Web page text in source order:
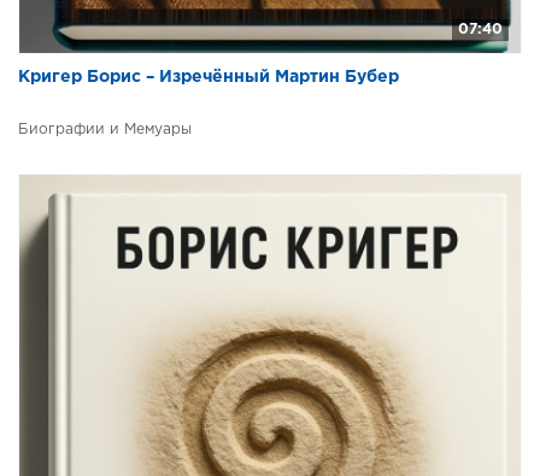
07:40
Кригер Борис – Изречённый Мартин Бубер
Биографии и Мемуары